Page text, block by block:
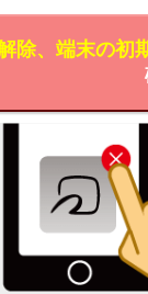
除、端末の